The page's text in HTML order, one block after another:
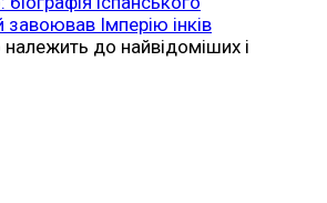
боротьба за автономію та роль у
державі
сьогодні проживає найбільша